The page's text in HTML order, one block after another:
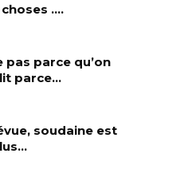
….
pas parce qu’on
parce…
soudaine est